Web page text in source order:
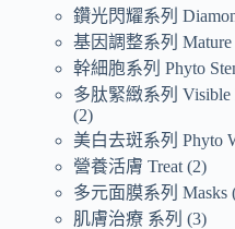
鑽光閃耀系列
基因調整系列 Mature
幹細胞系列 Phyto
多肽緊緻系列 Visible
2
美白去斑系列 Phyto
營養活膚 Treat 2
多元面膜系列 Masks
肌膚治療 系列
3